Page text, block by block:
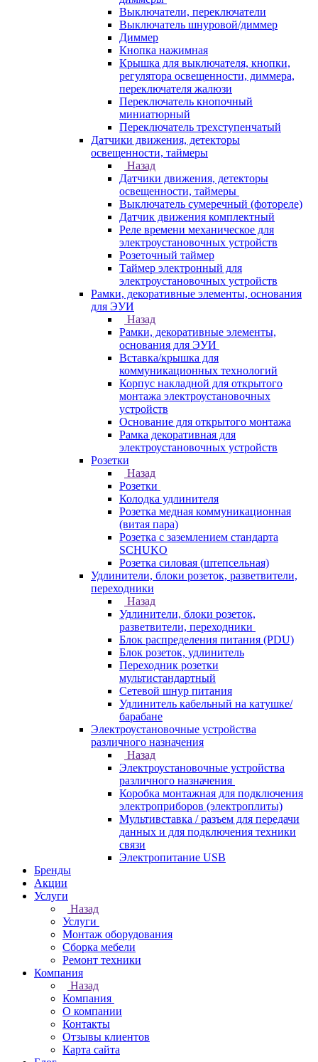
Выключатели, переключатели
Выключатель шнуровой/диммер
Диммер
Кнопка нажимная
Крышка для выключателя, кнопки,
регулятора освещенности, диммера,
переключателя жалюзи
Переключатель кнопочный
миниатюрный
Переключатель трехступенчатый
Датчики движения, детекторы
освещенности, таймеры
Назад
Датчики движения, детекторы
освещенности, таймеры
Выключатель сумеречный (фотореле)
Датчик движения комплектный
Реле времени механическое для
электроустановочных устройств
Розеточный таймер
Таймер электронный для
электроустановочных устройств
Рамки, декоративные элементы, основания
для ЭУИ
Назад
Рамки, декоративные элементы,
основания для ЭУИ
Вставка/крышка для
коммуникационных технологий
Корпус накладной для открытого
монтажа электроустановочных
устройств
Основание для открытого монтажа
Рамка декоративная для
электроустановочных устройств
Розетки
Назад
Розетки
Колодка удлинителя
Розетка медная коммуникационная
(витая пара)
Розетка с заземлением стандарта
SCHUKO
Розетка силовая (штепсельная)
Удлинители, блоки розеток, разветвители,
переходники
Назад
Удлинители, блоки розеток,
разветвители, переходники
Блок распределения питания (PDU)
Блок розеток, удлинитель
Переходник розетки
мультистандартный
Сетевой шнур питания
Удлинитель кабельный на катушке/
барабане
Электроустановочные устройства
различного назначения
Назад
Электроустановочные устройства
различного назначения
Коробка монтажная для подключения
электроприборов (электроплиты)
Мультивставка / разъем для передачи
данных и для подключения техники
связи
Электропитание USB
Бренды
Акции
Услуги
Назад
Услуги
Монтаж оборудования
Сборка мебели
Ремонт техники
Компания
Назад
Компания
О компании
Контакты
Отзывы клиентов
Карта сайта